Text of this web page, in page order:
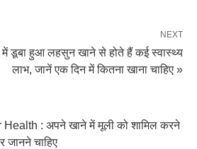
NEXT
डूबा हुआ लहसुन खाने से होते हैं कई स्वास्थ्य
लाभ, जानें एक दिन में कितना खाना चाहिए »
: अपने खाने में मूली को शामिल करने
चाहिए